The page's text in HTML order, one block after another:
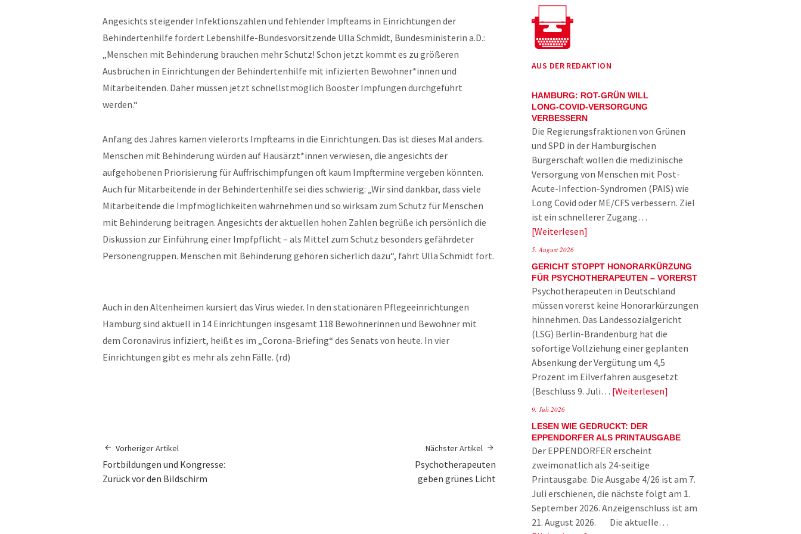
Angesichts steigender Infektionszahlen und fehlender Impfteams in Einrichtungen der
Behindertenhilfe fordert Lebenshilfe-Bundesvorsitzende Ulla Schmidt, Bundesministerin a.D.:
„Menschen mit Behinderung brauchen mehr Schutz! Schon jetzt kommt es zu größeren
Ausbrüchen in Einrichtungen der Behindertenhilfe mit infizierten Bewohner*innen und
Mitarbeitenden. Daher müssen jetzt schnellstmöglich Booster Impfungen durchgeführt
werden.“
Anfang des Jahres kamen vielerorts Impfteams in die Einrichtungen. Das ist dieses Mal anders.
Menschen mit Behinderung würden auf Hausärzt*innen verwiesen, die angesichts der
aufgehobenen Priorisierung für Auffrischimpfungen oft kaum Impftermine vergeben könnten.
Auch für Mitarbeitende in der Behindertenhilfe sei dies schwierig: „Wir sind dankbar, dass viele
Mitarbeitende die Impfmöglichkeiten wahrnehmen und so wirksam zum Schutz für Menschen
mit Behinderung beitragen. Angesichts der aktuellen hohen Zahlen begrüße ich persönlich die
Diskussion zur Einführung einer Impfpflicht – als Mittel zum Schutz besonders gefährdeter
Personengruppen. Menschen mit Behinderung gehören sicherlich dazu“, fährt Ulla Schmidt fort.
Auch in den Altenheimen kursiert das Virus wieder. In den stationären Pflegeeinrichtungen
Hamburg sind aktuell in 14 Einrichtungen insgesamt 118 Bewohnerinnen und Bewohner mit
dem Coronavirus infiziert, heißt es im „Corona-Briefing“ des Senats von heute. In vier
Einrichtungen gibt es mehr als zehn Fälle. (rd)
Vorheriger Artikel
Fortbildungen und Kongresse:
Zurück vor den Bildschirm
Nächster Artikel
Psychotherapeuten
geben grünes Licht
AUS DER REDAKTION
HAMBURG: ROT-GRÜN WILL
LONG-COVID-VERSORGUNG
VERBESSERN
Die Regierungsfraktionen von Grünen
und SPD in der Hamburgischen
Bürgerschaft wollen die medizinische
Versorgung von Menschen mit Post-
Acute-Infection-Syndromen (PAIS) wie
Long Covid oder ME/CFS verbessern. Ziel
ist ein schnellerer Zugang…
Weiterlesen
5. August 2026
GERICHT STOPPT HONORARKÜRZUNG
FÜR PSYCHOTHERAPEUTEN – VORERST
Psychotherapeuten in Deutschland
müssen vorerst keine Honorarkürzungen
hinnehmen. Das Landessozialgericht
(LSG) Berlin-Brandenburg hat die
sofortige Vollziehung einer geplanten
Absenkung der Vergütung um 4,5
Prozent im Eilverfahren ausgesetzt
(Beschluss 9. Juli… Weiterlesen
9. Juli 2026
LESEN WIE GEDRUCKT: DER
EPPENDORFER ALS PRINTAUSGABE
Der EPPENDORFER erscheint
zweimonatlich als 24-seitige
Printausgabe. Die Ausgabe 4/26 ist am 7.
Juli erschienen, die nächste folgt am 1.
September 2026. Anzeigenschluss ist am
21. August 2026. Die aktuelle…